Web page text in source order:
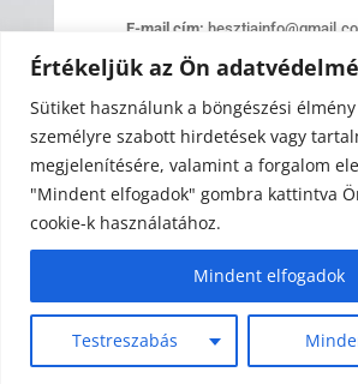
Értékeljük az Ön
Sütiket használunk a böngészési
személyre szabott hirdetések vagy
megjelenítésére, valamint a forgalom
"Mindent elfogadok" gombra kattintva
cookie-k használatához.
Testreszabás
Mindent elfogadok
E-mail cím:
Nyitvatartás: H-P: 8:00-17:00
Írj nekünk!
© 2023 Minden jog fenntartva |
Adatvédelmi